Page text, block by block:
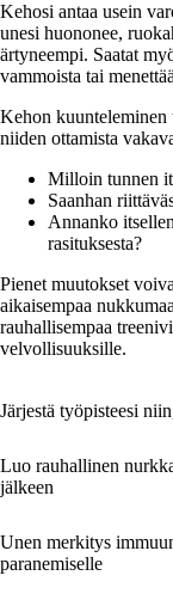
Kehosi antaa usein
unesi huononee,
ärtyneempi. Saatat
vammoista tai
Kehon kuunteleminen
niiden ottamista
Milloin tunnen
Saanhan
Annanko
rasituksesta?
Pienet muutokset
aikaisempaa
rauhallisempaa
velvollisuuksille.
Järjestä työpisteesi
Luo rauhallinen
jälkeen
Unen merkitys
paranemiselle